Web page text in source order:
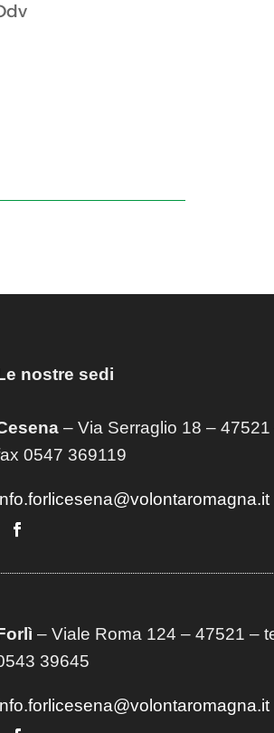
nostre sedi
– Via Serraglio 18 –
0547 369119
– Viale Roma 124 – 47521 –
39645